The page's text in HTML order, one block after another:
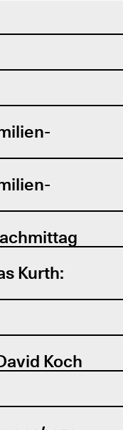
Kurth:
Koch